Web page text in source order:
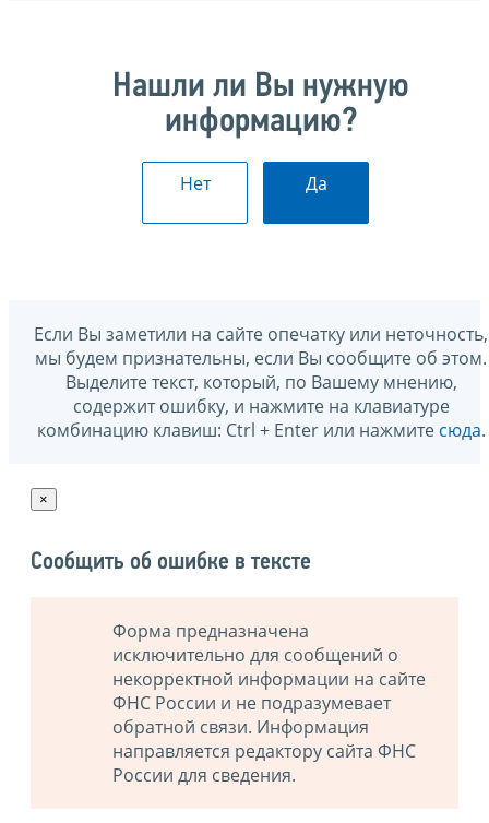
Нашли ли Вы нужную
информацию?
Нет Да
Если Вы заметили на сайте опечатку или неточность,
мы будем признательны, если Вы сообщите об этом.
Выделите текст, который, по Вашему мнению,
содержит ошибку, и нажмите на клавиатуре
комбинацию клавиш: Ctrl + Enter или нажмите сюда.
×
Сообщить об ошибке в тексте
Форма предназначена
исключительно для сообщений о
некорректной информации на сайте
ФНС России и не подразумевает
обратной связи. Информация
направляется редактору сайта ФНС
России для сведения.